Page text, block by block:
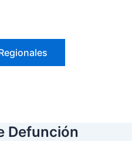
Defunción